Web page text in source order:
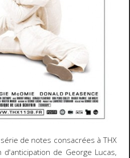
de notes consacrées àTHX
d'anticipation de George Lucas,